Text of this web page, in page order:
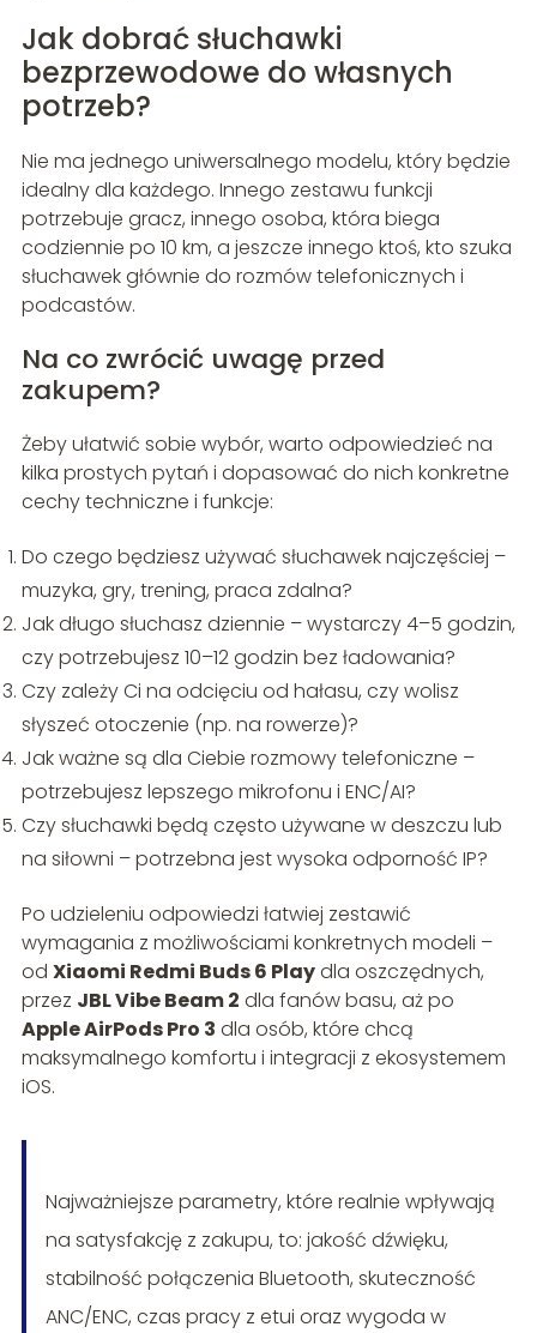
Jak dobrać słuchawki
bezprzewodowe do własnych
potrzeb?
Nie ma jednego uniwersalnego modelu, który będzie
idealny dla każdego. Innego zestawu funkcji
potrzebuje gracz, innego osoba, która biega
codziennie po 10 km, a jeszcze innego ktoś, kto szuka
słuchawek głównie do rozmów telefonicznych i
podcastów.
Na co zwrócić uwagę przed
zakupem?
Żeby ułatwić sobie wybór, warto odpowiedzieć na
kilka prostych pytań i dopasować do nich konkretne
cechy techniczne i funkcje:
Do czego będziesz używać słuchawek najczęściej –
muzyka, gry, trening, praca zdalna?
Jak długo słuchasz dziennie – wystarczy 4–5 godzin,
czy potrzebujesz 10–12 godzin bez ładowania?
Czy zależy Ci na odcięciu od hałasu, czy wolisz
słyszeć otoczenie (np. na rowerze)?
Jak ważne są dla Ciebie rozmowy telefoniczne –
potrzebujesz lepszego mikrofonu i ENC/AI?
Czy słuchawki będą często używane w deszczu lub
na siłowni – potrzebna jest wysoka odporność IP?
Po udzieleniu odpowiedzi łatwiej zestawić
wymagania z możliwościami konkretnych modeli –
od Xiaomi Redmi Buds 6 Playdla oszczędnych,
przez JBL Vibe Beam 2 dla fanów basu, aż po
Apple AirPods Pro 3 dla osób, które chcą
maksymalnego komfortu i integracji z ekosystemem
iOS.
Najważniejsze parametry, które realnie wpływają
na satysfakcję z zakupu, to: jakość dźwięku,
stabilność połączenia Bluetooth, skuteczność
ANC/ENC, czas pracy z etui oraz wygoda w